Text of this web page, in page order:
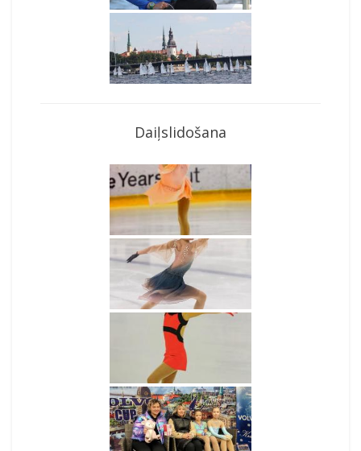
Daiļslidošana